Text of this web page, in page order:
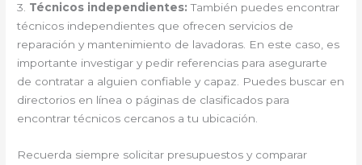
3. Técnicos independientes: También puedes encontrar
técnicos independientes que ofrecen servicios de
reparación y mantenimiento de lavadoras. En este caso, es
importante investigar y pedir referencias para asegurarte
de contratar a alguien confiable y capaz. Puedes buscar en
directorios en línea o páginas de clasificados para
encontrar técnicos cercanos a tu ubicación.
Recuerda siempre solicitar presupuestos y comparar